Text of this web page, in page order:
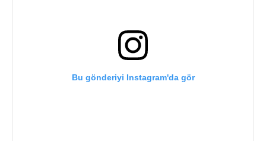
Bu gönderiyi Instagram'da gör